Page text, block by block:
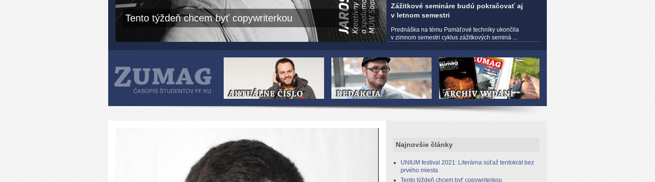
Tento týždeň chcem byť copywriterkou
Zážitkové semináre budú pokračovať aj
v letnom semestri
Prednáška na tému Pamäťové techniky ukončila
v zimnom semestri cyklus zážitkových seminá ...
Najnovšie články
UNIUM festival 2021: Literárna súťaž tentokrát bez
prvého miesta
Tento týždeň chcem byť copywriterkou